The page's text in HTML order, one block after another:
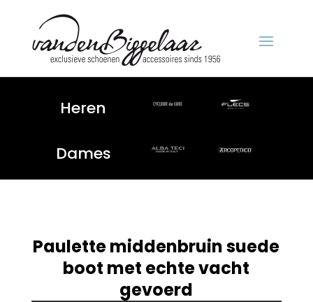
Heren
Dames
Paulette middenbruin suede
boot met echte vacht
gevoerd